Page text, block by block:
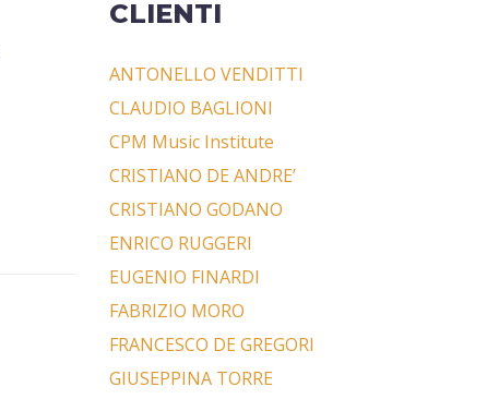
CLIENTI
ANTONELLO VENDITTI
CLAUDIO BAGLIONI
CPM Music Institute
CRISTIANO DE ANDRE’
CRISTIANO GODANO
ENRICO RUGGERI
EUGENIO FINARDI
FABRIZIO MORO
FRANCESCO DE GREGORI
GIUSEPPINA TORRE